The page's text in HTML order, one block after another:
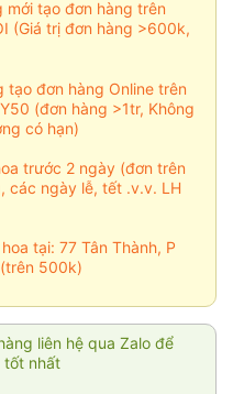
mới tạo đơn hàng trên
(Giá trị đơn hàng >600k,
tạo đơn hàng Online trên
(đơn hàng >1tr, Không
có hạn)
trước 2 ngày (đơn trên
các ngày lễ, tết .v.v. LH
tại: 77 Tân Thành, P
(trên 500k)
liên hệ qua Zalo để
tốt nhất